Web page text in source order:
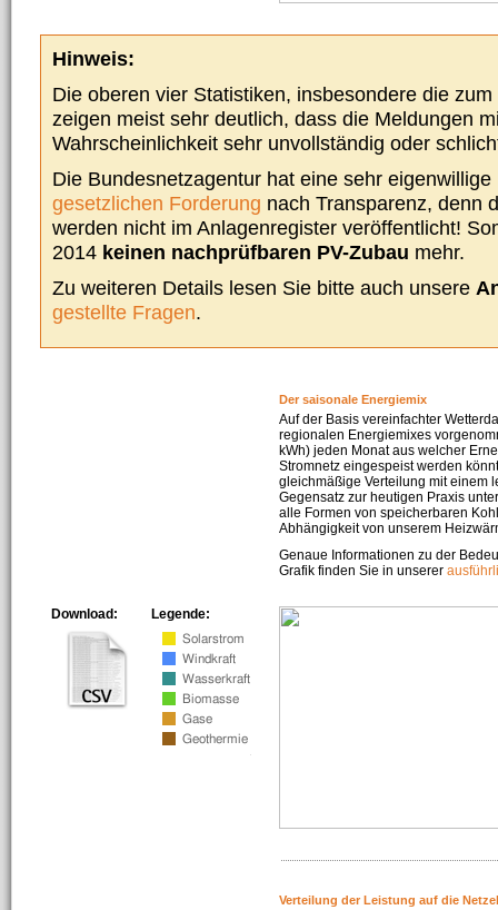
Hinweis:
Die oberen vier Statistiken, insbesondere die
zeigen meist sehr deutlich, dass die Meldungen
Wahrscheinlichkeit sehr unvollständig oder
Die Bundesnetzagentur hat eine sehr
gesetzlichen Forderung nach Transparenz, denn
werden nicht im Anlagenregister veröffentlicht!
2014 keinen nachprüfbaren PV-Zubau mehr.
Zu weiteren Details lesen Sie bitte auch unsere
gestellte Fragen.
Der saisonale Energiemix
Auf der Basis vereinfachter
regionalen Energiemixes
kWh) jeden Monat aus welcher
Stromnetz eingespeist werden
gleichmäßige Verteilung mit einem
Gegensatz zur heutigen Praxis
alle Formen von speicherbaren
Abhängigkeit von unserem
Genaue Informationen zu der
Grafik finden Sie in unserer
Legende:
Download:
Verteilung der Leistung auf die